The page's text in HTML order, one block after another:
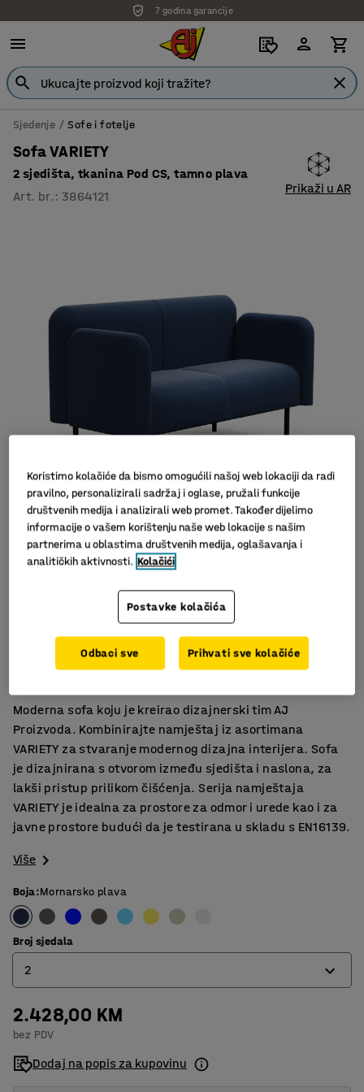
7 godina garancije
Sjedenje Sofe i fotelje
Sofa VARIETY
2 sjedišta, tkanina Pod CS, tamno plava
Art. br. : 3864121
Prikaži u AR
Slični proizvodi
Moderan skandinavski dizajn
Izdržljiv materijal
Moderna sofa koju je kreirao dizajnerski tim AJ
Proizvoda. Kombinirajte namještaj iz asortimana
VARIETY za stvaranje modernog dizajna interijera. Sofa
je dizajnirana s otvorom između sjedišta i naslona, za
lakši pristup prilikom čišćenja. Serija namještaja
VARIETY je idealna za prostore za odmor i urede kao i za
javne prostore budući da je testirana u skladu s EN16139.
Više
Boja:Mornarsko plava
Broj sjedala
2
2
3
4
2.428,00 KM
bez PDV
Dodaj na popis za kupovinu
Koristimo kolačiće da bismo omogućili našoj web lokaciji da radi
pravilno, personalizirali sadržaj i oglase, pružali funkcije
društvenih medija i analizirali web promet. Također dijelimo
informacije o vašem korištenju naše web lokacije s našim
partnerima u oblastima društvenih medija, oglašavanja i
analitičkih aktivnosti. Kolačići
Postavke kolačića
Odbaci sve Prihvati sve kolačiće